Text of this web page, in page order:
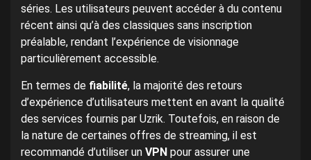
séries. Les utilisateurs peuvent accéder à du contenu
récent ainsi qu’à des classiques sans inscription
préalable, rendant l’expérience de visionnage
particulièrement accessible.
En termes de fiabilité, la majorité des retours
d’expérience d’utilisateurs mettent en avant la qualité
des services fournis par Uzrik. Toutefois, en raison de
la nature de certaines offres de streaming, il est
recommandé d’utiliser un VPN pour assurer une